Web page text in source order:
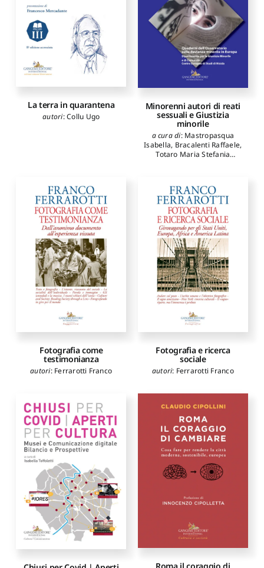
La terra in quarantena
autori:Collu Ugo
Minorenni autori di reati
sessuali e Giustizia
minorile
a cura di: Mastropasqua
Isabella, Bracalenti Raffaele,
Totaro Maria Stefania
Alessia,Muntoni Elisa
Bracalenti Raffaele ,
Barberis Giuseppina
Balestrieri Attilio,
Morlacchini Filippo,Marras
Giorgio,Pisano Luca,Urrai
Irene,Cacciapuoti
Giuseppe,Cuzzocrea
Daniela,Cattaruzzi
Alessandra,Ciulla Giuseppe
Geraci Santina,Barbuto
Andrea,Petrillo Mirella
Fotografia come
testimonianza
autori: Ferrarotti Franco
Fotografia e ricerca
sociale
autori: Ferrarotti Franco
Roma il coraggio di